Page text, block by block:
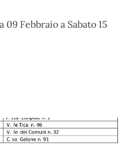
Febbraio a Sabato 15